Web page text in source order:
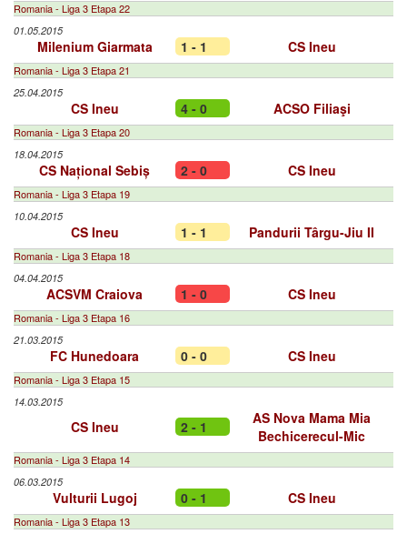
Romania - Liga 3 Etapa 22
01.05.2015
Milenium Giarmata 1 - 1 CS Ineu
Romania - Liga 3 Etapa 21
25.04.2015
CS Ineu 4 - 0 ACSO Filiaşi
Romania - Liga 3 Etapa 20
18.04.2015
CS Național Sebiș 2 - 0 CS Ineu
Romania - Liga 3 Etapa 19
10.04.2015
CS Ineu 1 - 1 Pandurii Târgu-Jiu II
Romania - Liga 3 Etapa 18
04.04.2015
ACSVM Craiova 1 - 0 CS Ineu
Romania - Liga 3 Etapa 16
21.03.2015
FC Hunedoara 0 - 0 CS Ineu
Romania - Liga 3 Etapa 15
14.03.2015
CS Ineu 2 - 1
AS Nova Mama Mia
Bechicerecul-Mic
Romania - Liga 3 Etapa 14
06.03.2015
Vulturii Lugoj 0 - 1 CS Ineu
Romania - Liga 3 Etapa 13